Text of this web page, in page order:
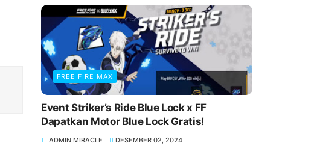
FREE FIRE MAX
Event Striker’s Ride Blue Lock x FF
Dapatkan Motor Blue Lock Gratis!
ADMIN MIRACLE DESEMBER 02, 2024